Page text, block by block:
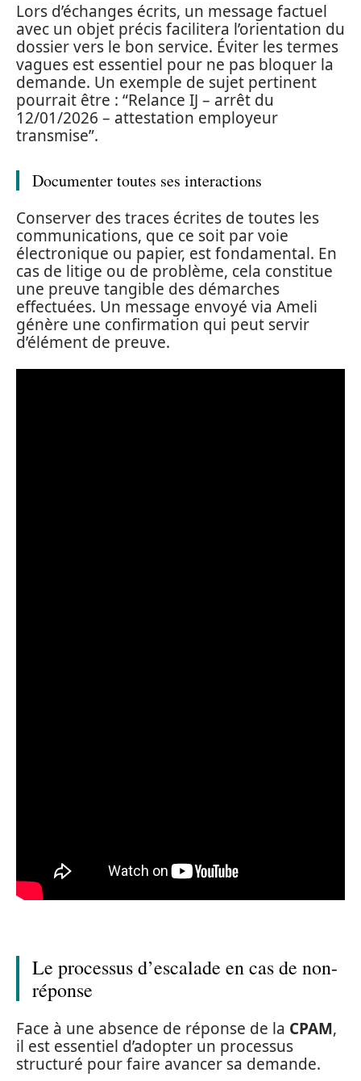
Lors d’échanges écrits, un message factuel
avec un objet précis facilitera l’orientation du
dossier vers le bon service. Éviter les termes
vagues est essentiel pour ne pas bloquer la
demande. Un exemple de sujet pertinent
pourrait être : “Relance IJ – arrêt du
12/01/2026 – attestation employeur
transmise”.
Documenter toutes ses interactions
Conserver des traces écrites de toutes les
communications, que ce soit par voie
électronique ou papier, est fondamental. En
cas de litige ou de problème, cela constitue
une preuve tangible des démarches
effectuées. Un message envoyé via Ameli
génère une confirmation qui peut servir
d’élément de preuve.
Le processus d’escalade en cas de non-
réponse
Face à une absence de réponse de la CPAM,
il est essentiel d’adopter un processus
structuré pour faire avancer sa demande.